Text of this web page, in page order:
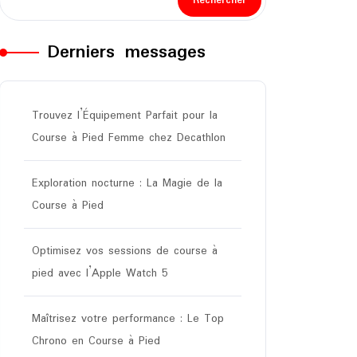
Derniers messages
Trouvez l’Équipement Parfait pour la
Course à Pied Femme chez Decathlon
Exploration nocturne : La Magie de la
Course à Pied
Optimisez vos sessions de course à
pied avec l’Apple Watch 5
Maîtrisez votre performance : Le Top
Chrono en Course à Pied